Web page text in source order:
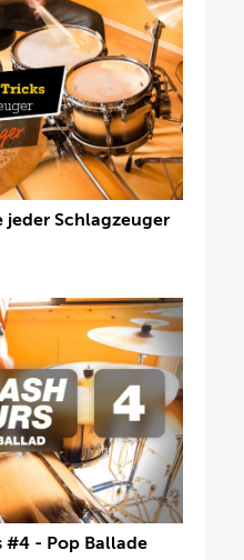
jeder Schlagzeuger
#4 - Pop Ballade